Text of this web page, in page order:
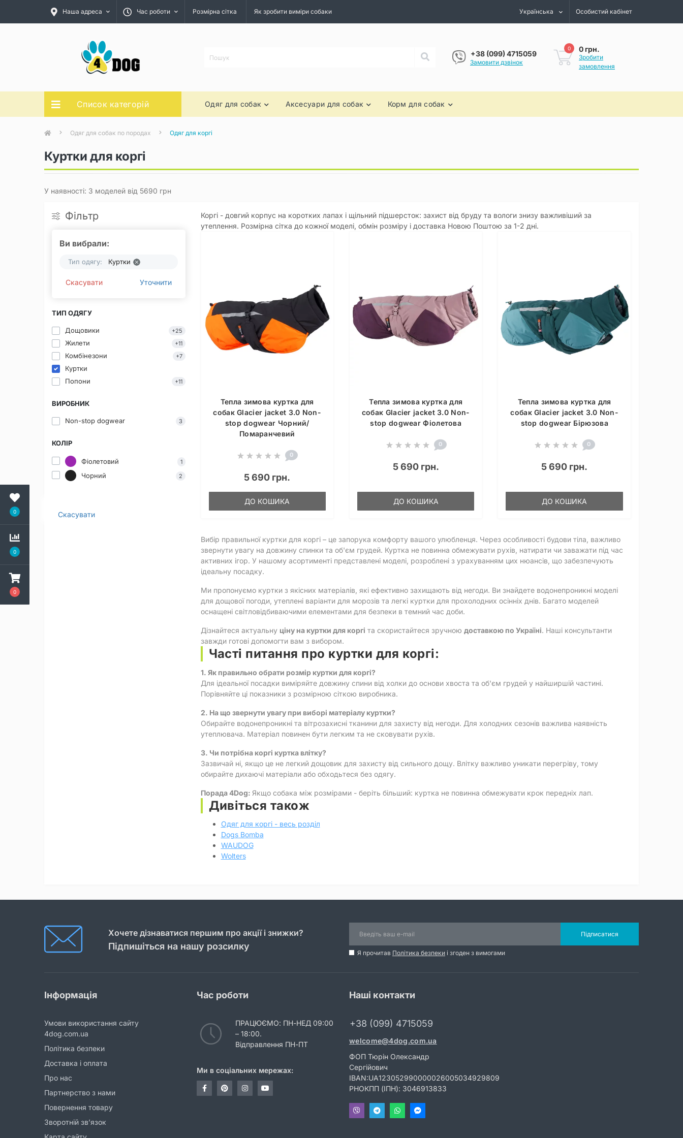
0
0
0
Наша адреса Час роботи Розмірна сітка Як зробити виміри собаки Українська Особистий кабінет
+38 (099) 4715059
Замовити дзвінок
0 0 грн.
Зробити
замовлення
Список категорій Одяг для собак Аксесуари для собак Корм для собак
Одяг для собак по породах Одяг для коргі
Куртки для коргі
У наявності: 3 моделей від 5690 грн
Фільтр
Ви вибрали:
Тип одягу: Куртки
Скасувати Уточнити
ТИП ОДЯГУ
Дощовики +25
Жилети +11
Комбінезони +7
Куртки
Попони
+11
ВИРОБНИК
Non-stop dogwear 3
КОЛІР
Фіолетовий 1
Чорний 2
Скасувати
Коргі - довгий корпус на коротких лапах і щільний підшерсток: захист від бруду та вологи знизу важливіший за
утеплення. Розмірна сітка до кожної моделі, обмін розміру і доставка Новою Поштою за 1-2 дні.
Тепла зимова куртка для
собак Glacier jacket 3.0 Non-
stop dogwear Чорний/
Помаранчевий
0
5 690 грн.
ДО КОШИКА
Тепла зимова куртка для
собак Glacier jacket 3.0 Non-
stop dogwear Фіолетова
0
5 690 грн.
ДО КОШИКА
Тепла зимова куртка для
собак Glacier jacket 3.0 Non-
stop dogwear Бірюзова
0
5 690 грн.
ДО КОШИКА
Вибір правильної куртки для коргі – це запорука комфорту вашого улюбленця. Через особливості будови тіла, важливо
звернути увагу на довжину спинки та об'єм грудей. Куртка не повинна обмежувати рухів, натирати чи заважати під час
активних ігор. У нашому асортименті представлені моделі, розроблені з урахуванням цих нюансів, що забезпечують
ідеальну посадку.
Ми пропонуємо куртки з якісних матеріалів, які ефективно захищають від негоди. Ви знайдете водонепроникні моделі
для дощової погоди, утеплені варіанти для морозів та легкі куртки для прохолодних осінніх днів. Багато моделей
оснащені світловідбиваючими елементами для безпеки в темний час доби.
Дізнайтеся актуальну ціну на куртки для коргі та скористайтеся зручною доставкою по Україні. Наші консультанти
завжди готові допомогти вам з вибором.
Часті питання про куртки для коргі:
1. Як правильно обрати розмір куртки для коргі?
Для ідеальної посадки виміряйте довжину спини від холки до основи хвоста та об'єм грудей у найширшій частині.
Порівняйте ці показники з розмірною сіткою виробника.
2. На що звернути увагу при виборі матеріалу куртки?
Обирайте водонепроникні та вітрозахисні тканини для захисту від негоди. Для холодних сезонів важлива наявність
утеплювача. Матеріал повинен бути легким та не сковувати рухів.
3. Чи потрібна коргі куртка влітку?
Зазвичай ні, якщо це не легкий дощовик для захисту від сильного дощу. Влітку важливо уникати перегріву, тому
обирайте дихаючі матеріали або обходьтеся без одягу.
Порада 4Dog: Якщо собака між розмірами - беріть більший: куртка не повинна обмежувати крок передніх лап.
Дивіться також
Одяг для коргі - весь розділ
Dogs Bomba
WAUDOG
Wolters
Хочете дізнаватися першим про акції і знижки?
Підпишіться на нашу розсилку
Підписатися
Я прочитав Політика безпеки і згоден з вимогами
Інформація
Умови використання сайту
4dog.com.ua
Політика безпеки
Доставка і оплата
Про нас
Партнерство з нами
Повернення товару
Зворотній зв’язок
Час роботи
ПРАЦЮЄМО: ПН-НЕД 09:00
– 18:00.
Відправлення ПН-ПТ
Ми в соціальних мережах:
Наші контакти
+38 (099) 4715059
welcome@4dog.com.ua
ФОП Тюрін Олександр
Сергійович
IBAN:UA123052990000026005034929809
РНОКПП (ІПН): 3046913833